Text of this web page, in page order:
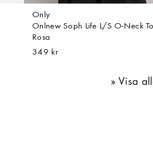
Only
Onlnew Soph Life L/S O-Neck
Rosa
349 kr
Visa